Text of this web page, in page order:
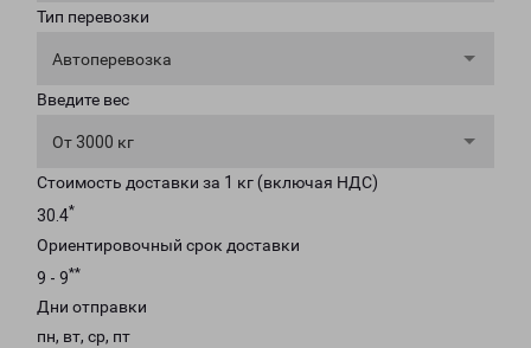
Тип перевозки
Автоперевозка
Введите вес
От 3000 кг
Стоимость доставки за 1 кг (включая НДС)
30.4*
Ориентировочный срок доставки
9 - 9**
Дни отправки
пн, вт, ср, пт